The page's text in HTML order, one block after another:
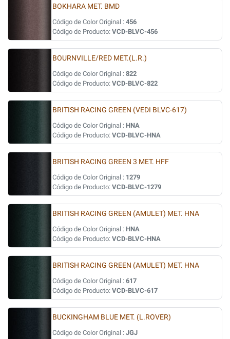
BOKHARA MET. BMD
Código de Color Original : 456
Código de Producto: VCD-BLVC-456
BOURNVILLE/RED MET.(L.R.)
Código de Color Original : 822
Código de Producto: VCD-BLVC-822
BRITISH RACING GREEN (VEDI BLVC-617)
Código de Color Original : HNA
Código de Producto: VCD-BLVC-HNA
BRITISH RACING GREEN 3 MET. HFF
Código de Color Original : 1279
Código de Producto: VCD-BLVC-1279
BRITISH RACING GREEN (AMULET) MET. HNA
Código de Color Original : HNA
Código de Producto: VCD-BLVC-HNA
BRITISH RACING GREEN (AMULET) MET. HNA
Código de Color Original : 617
Código de Producto: VCD-BLVC-617
BUCKINGHAM BLUE MET. (L.ROVER)
Código de Color Original : JGJ